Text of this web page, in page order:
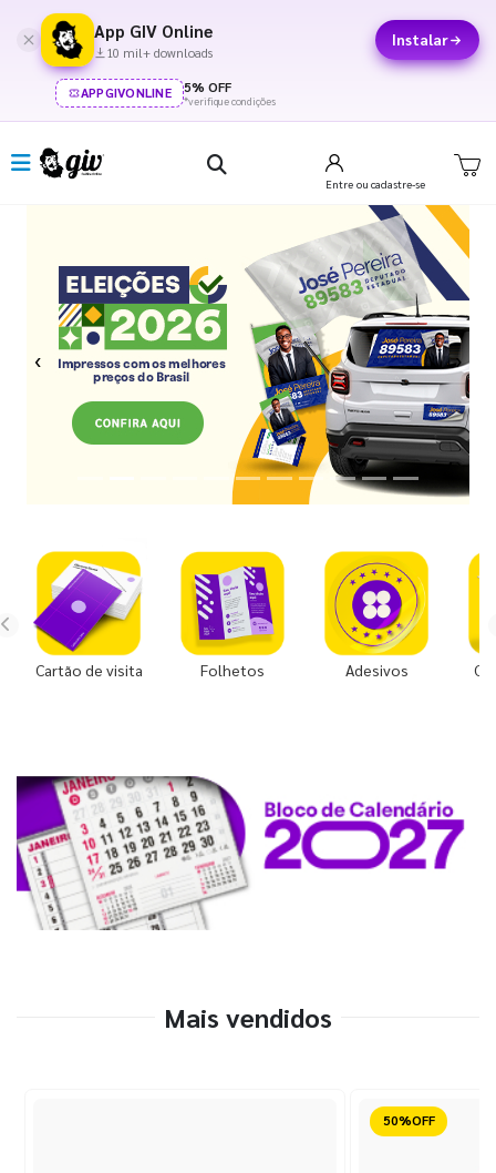
App GIV Online
10 mil+ downloads
Instalar
APPGIVONLINE 5% OFF
*verifique condições
Entre ou cadastre-se
Previous Next
Cartão de visita Folhetos Adesivos
Mais vendidos
Reduzido